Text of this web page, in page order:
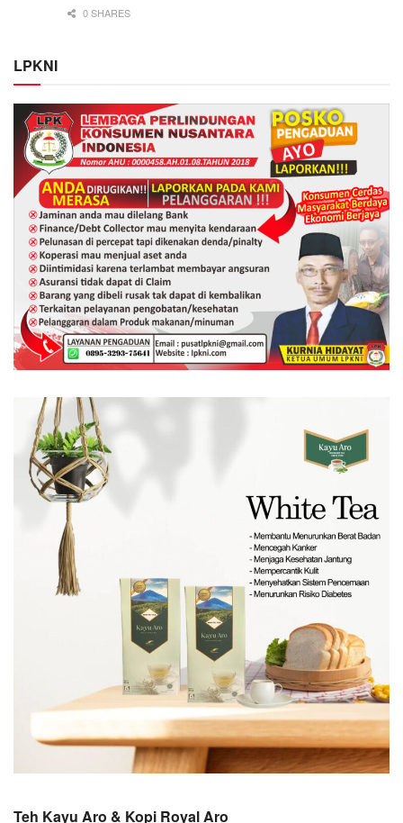
0 SHARES
LPKNI
Teh Kayu Aro & Kopi Royal Aro